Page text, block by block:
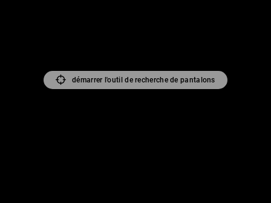
démarrer l'outil de recherche de pantalons